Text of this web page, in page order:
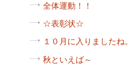
全体運動！！
☆表彰状☆
１０月に入りましたね。
秋といえば～